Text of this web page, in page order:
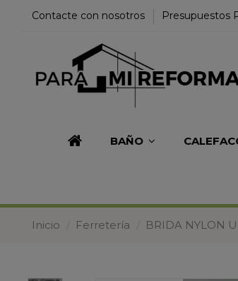
Contacte con nosotros Presupuestos
BAÑO
Inicio Ferretería BRIDA NYLON